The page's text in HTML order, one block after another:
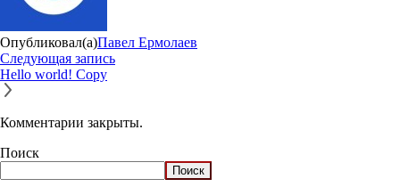
Опубликовал(а)Павел Ермолаев
Следующая запись
Hello world! Copy
Комментарии закрыты.
Поиск
Поиск